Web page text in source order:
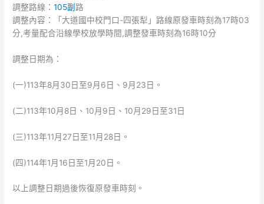
調整路線：105副 路
調整內容：「大道國中校門口-四張犁」路線原發車時刻為17時03
分,考量配合沿線學校放學時間,調整發車時刻為16時10分
調整日期為：
(一)113年8月30日至9月6日、9月23日。
(二)113年10月8日、10月9日、10月29日至31日
(三)113年11月27日至11月28日。
(四)114年1月16日至1月20日。
以上調整日期過後恢復原發車時刻。